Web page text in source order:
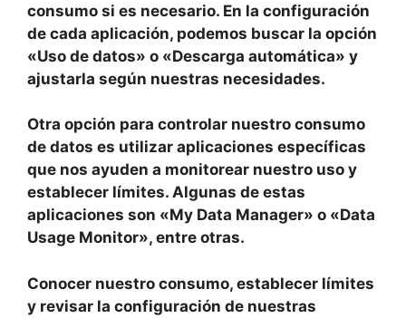
consumo si es necesario. En la configuración
de cada aplicación, podemos buscar la opción
«Uso de datos» o «Descarga automática» y
ajustarla según nuestras necesidades.
Otra opción para controlar nuestro consumo
de datos es utilizar aplicaciones específicas
que nos ayuden a monitorear nuestro uso y
establecer límites. Algunas de estas
aplicaciones son «My Data Manager» o «Data
Usage Monitor», entre otras.
Conocer nuestro consumo, establecer límites
y revisar la configuración de nuestras